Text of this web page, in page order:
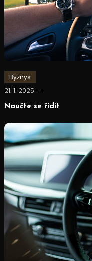
Byznys
21. 1. 2025
Naučte se řídit